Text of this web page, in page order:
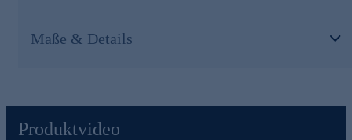
Schmuck in kontrollierter Qualität
Lieferanten strengsten Prüfprozessen unterzogen. Unter
anderem beinhalten unsere Prüfprozesse Prüfungen auf
Maße & Details
Produktvideo